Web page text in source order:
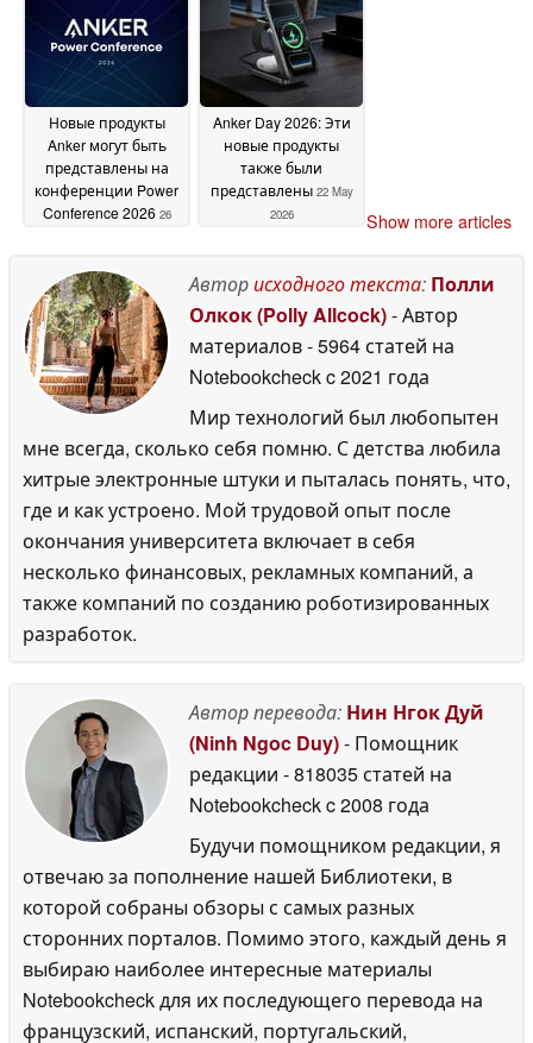
Новые продукты
Anker могут быть
представлены на
конференции Power
Conference 2026 26
Anker Day 2026: Эти
новые продукты
также были
представлены 22 May
2026
Show more articles
Авторисходного текста: Полли
Олкок (Polly Allcock)- Автор
материалов- 5964 статей на
Notebookcheckc 2021 года
Мир технологий был любопытен
мне всегда, сколько себя помню. С детства любила
хитрые электронные штуки и пыталась понять, что,
где и как устроено. Мой трудовой опыт после
окончания университета включает в себя
несколько финансовых, рекламных компаний, а
также компаний по созданию роботизированных
разработок.
Автор перевода: Нин Нгок Дуй
(Ninh Ngoc Duy)- Помощник
редакции - 818035 статей на
Notebookcheckc 2008 года
Будучи помощником редакции, я
отвечаю за пополнение нашей Библиотеки, в
которой собраны обзоры с самых разных
сторонних порталов. Помимо этого, каждый день я
выбираю наиболее интересные материалы
Notebookcheck для их последующего перевода на
французский, испанский, португальский,